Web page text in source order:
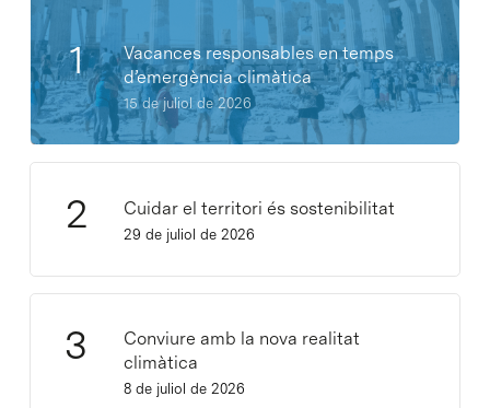
Vacances responsables en temps
d’emergència climàtica
15 de juliol de 2026
Cuidar el territori és sostenibilitat
29 de juliol de 2026
Conviure amb la nova realitat
climàtica
8 de juliol de 2026